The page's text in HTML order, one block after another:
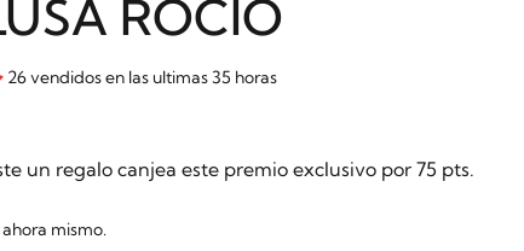
ROCIO
26 vendidos en las ultimas 35 horas
un regalo canjea este premio exclusivo por 75 pts.
mismo.